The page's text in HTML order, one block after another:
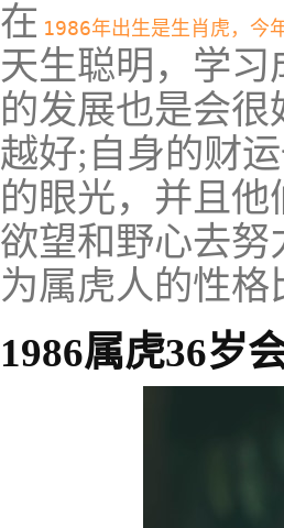
在 1986年出生是生肖虎，今
天生聪明，学
的发展也是会
越好;自身的财
的眼光，并且
欲望和野心去
为属虎人的性
1986属虎36岁